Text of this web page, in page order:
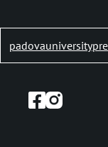
a
n